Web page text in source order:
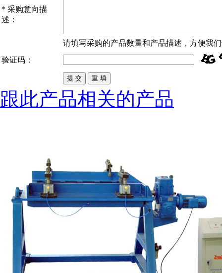
* 采购意向描
述：
请填写采购的产品数量和产品描述，方便我
验证码：
跟此产品相关的产品